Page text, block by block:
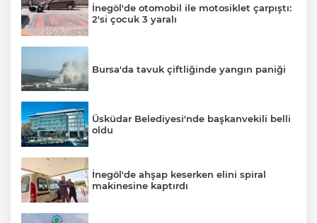
İnegöl'de otomobil ile motosiklet çarpıştı:
2'si çocuk 3 yaralı
Bursa'da tavuk çiftliğinde yangın paniği
Üsküdar Belediyesi'nde başkanvekili belli
oldu
İnegöl'de ahşap keserken elini spiral
makinesine kaptırdı